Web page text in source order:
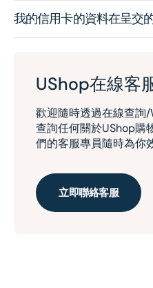
我的信用卡的資料在呈交
UShop在線客
歡迎隨時透過在線查
查詢任何關於UShop購
們的客服專員隨時為你
立即聯絡客服